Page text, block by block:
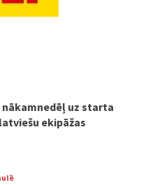
uz starta
ekipāžas